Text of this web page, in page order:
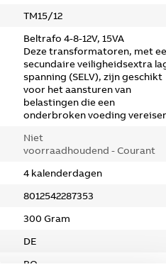
TM15/12
Beltrafo 4-8-12V, 15VA
Deze transformatoren, met
secundaire veiligheidsextra
spanning (SELV), zijn geschikt
voor het aansturen van
belastingen die een
onderbroken voeding
Niet
voorraadhoudend - Courant
4 kalenderdagen
8012542287353
300 Gram
DE
RO